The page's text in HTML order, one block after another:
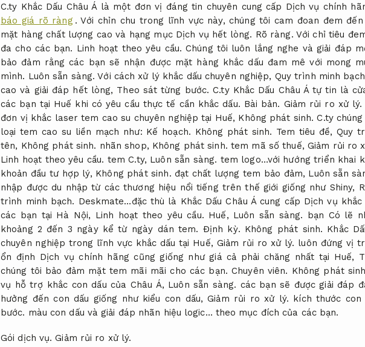
C.ty Khắc Dấu Châu Á là một đơn vị đáng tin chuyên cung cấp Dịch vụ chính
báo giá rõ ràng . Với chỉn chu trong lĩnh vực này, chúng tôi cam đoan đem
mặt hàng chất lượng cao và hạng mục Dịch vụ hết lòng. Rõ ràng. Với chỉ tiêu
đa cho các bạn. Linh hoạt theo yêu cầu. Chúng tôi luôn lắng nghe và giải đáp
bảo đảm rằng các bạn sẽ nhận được mặt hàng khắc dấu đam mê với mong
mình. Luôn sẵn sàng. Với cách xử lý khắc dấu chuyên nghiệp, Quy trình minh
cao và giải đáp hết lòng, Theo sát từng bước. C.ty Khắc Dấu Châu Á tự tin là
các bạn tại Huế khi có yêu cầu thực tế cần khắc dấu. Bài bản. Giảm rủi ro xử lý.
đơn vị khắc laser tem cao su chuyên nghiệp tại Huế, Không phát sinh. C.ty
loại tem cao su liền mạch như: Kế hoạch. Không phát sinh. Tem tiêu đề,Quy
tên, Không phát sinh. nhãn shop, Không phát sinh. tem mã số thuế, Giảm rủi ro
Linh hoạt theo yêu cầu. tem C.ty, Luôn sẵn sàng. tem logo…với hướng triển khai
khoản đầu tư hợp lý, Không phát sinh. đạt chất lượng tem bảo đảm, Luôn sẵn
nhập được du nhập từ các thương hiệu nổi tiếng trên thế giới giống như Shiny,
trình minh bạch. Deskmate…đặc thù là Khắc Dấu Châu Á cung cấp Dịch vụ
các bạn tại Hà Nội, Linh hoạt theo yêu cầu. Huế, Luôn sẵn sàng. bạn Có lẽ
khoảng 2 đến 3 ngày kể từ ngày dán tem. Định kỳ. Không phát sinh. Khắc
chuyên nghiệp trong lĩnh vực khắc dấu tại Huế, Giảm rủi ro xử lý. luôn đứng vị
ổn định Dịch vụ chính hãng cũng giống như giá cả phải chăng nhất tại Huế,
chúng tôi bảo đảm mặt tem mãi mãi cho các bạn.Chuyên viên. Không phát
vụ hỗ trợ khắc con dấu của Châu Á, Luôn sẵn sàng. các bạn sẽ được giải đáp
hưởng đến con dấu giống như kiểu con dấu,Giảm rủi ro xử lý. kích thước con
bước. màu con dấu và giải đáp nhãn hiệu logic… theo mục đích của các bạn.
Gói dịch vụ. Giảm rủi ro xử lý.